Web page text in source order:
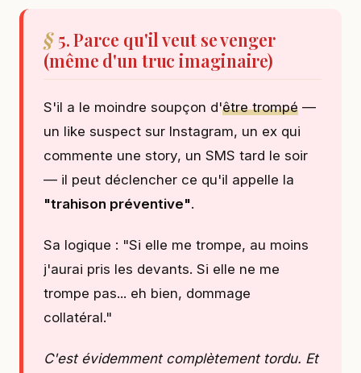
5. Parce qu'il veut se venger
(même d'un truc imaginaire)
S'il a le moindre soupçon d'être trompé —
un like suspect sur Instagram, un ex qui
commente une story, un SMS tard le soir
— il peut déclencher ce qu'il appelle la
"trahison préventive".
Sa logique : "Si elle me trompe, au moins
j'aurai pris les devants. Si elle ne me
trompe pas... eh bien, dommage
collatéral."
C'est évidemment complètement tordu. Et